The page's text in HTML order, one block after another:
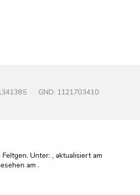
GND: 1121703410
Feltgen. Unter: , aktualisiert am
am .